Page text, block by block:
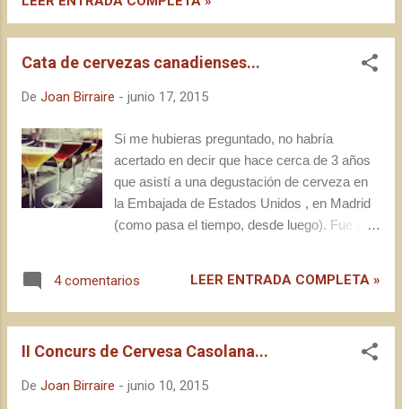
sentida ovació i una bona pila d'abraçades
van ser del tot inevitables. L'André és
cerveser, tot i que ell preferiria que el
cinc anys van decidir fer una cervesera dins
sostenibilitat. L'objectiu és generar a la granja
tota la matèria primera necessària per fer
cervesa. Fins i tot, a nivell energètic. El
projecte es diu Hof ten Dormaal , fan unes
cerveses increïblement bones i faries bé de...
Cata de cervezas canadienses...
De Joan Birraire - junio 17, 2015
Si me hubieras preguntado, no habría
acertado en decir que hace cerca de 3 años
que asistí a una degustación de cerveza en
la Embajada de Estados Unidos , en Madrid
(como pasa el tiempo, desde luego). Fue a
Consulado de Canadá , invitó a unos cuantos
elementos del sector a una pequeña charla y
que tuve la suerte de visitar en 2012, un poco
capital. En esta ocasión, a pesar de estar a
4 comentarios LEER ENTRADA COMPLETA »
II Concurs de Cervesa Casolana...
De Joan Birraire - junio 10, 2015